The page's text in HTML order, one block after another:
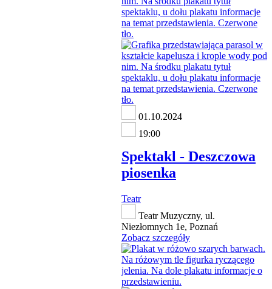
01.10.2024
19:00
Spektakl - Deszczowa
piosenka
Teatr
Teatr Muzyczny, ul.
Niezłomnych 1e, Poznań
Zobacz szczegóły